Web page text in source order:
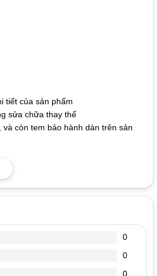
tiết của sản phẩm
sửa chữa thay thế
còn tem bảo hành dán trên sản
biết cách sử dụng và bảo quản
pin một cách tối ưu và mang lại độ
pin báo còn khoảng 10%-15% rồi lại
của Pin laptop được tính theo số
xả), 1 ngày các bạn sử dụng máy
sẽ làm giảm số lần dùng (sạc xả)
0
0
0